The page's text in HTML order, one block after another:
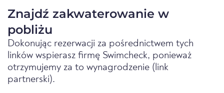
Znajdź zakwaterowanie w
pobliżu
Dokonując rezerwacji za pośrednictwem tych
linków wspierasz firmę Swimcheck, ponieważ
otrzymujemy za to wynagrodzenie (link
partnerski).